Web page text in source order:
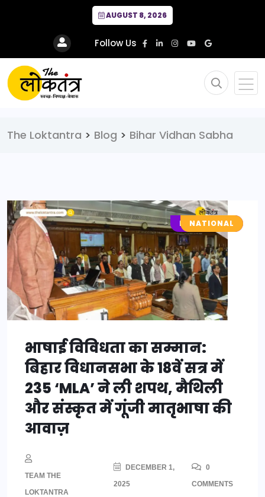
AUGUST 8, 2026
Follow Us
The Loktantra > Blog > Bihar Vidhan Sabha
LOCAL NEWS
NATIONAL
भाषाई विविधता का सम्मान:
बिहार विधानसभा के 18वें सत्र में
235 ‘MLA’ ने ली शपथ, मैथिली
और संस्कृत में गूंजी मातृभाषा की
आवाज़
TEAM THE
LOKTANTRA
DECEMBER 1,
2025
0
COMMENTS